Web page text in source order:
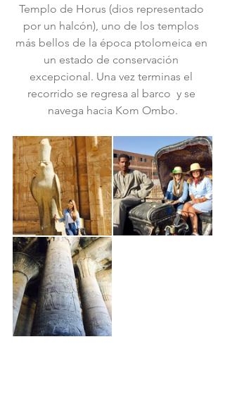
Templo de Horus (dios representado
por un halcón), uno de los templos
más bellos de la época ptolomeica en
un estado de conservación
excepcional. Una vez terminas el
recorrido se regresa al barco  y se
navega hacia Kom Ombo.